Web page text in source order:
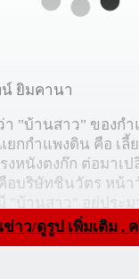
ยิมคานา
า "บ้านสาว" ของก
ยกกำแพงดิน คือ เลี้
หนังตงก๊ก ต่อมาเป
อบริษัทชินวัตร หน้า
"บ้านสาว" อยู่ประ
องนักเที่ยว
าว/ดูรูป เพิ่มเติม .